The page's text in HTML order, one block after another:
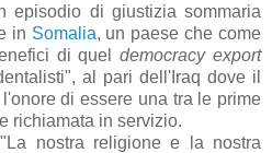
episodio di giustizia sommaria
in Somalia, un paese che come
di queldemocracy export
al pari dell'Iraq dove il
di essere una tra le prime
richiamata in servizio.
nostra religione e la nostra